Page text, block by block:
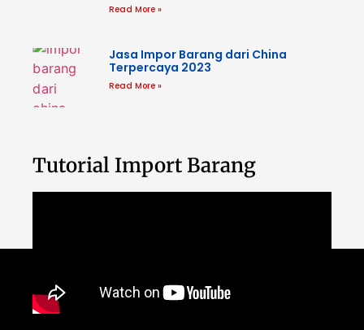
Read More »
Jasa Impor Barang dari China
Terpercaya 2023
Read More »
Tutorial Import Barang